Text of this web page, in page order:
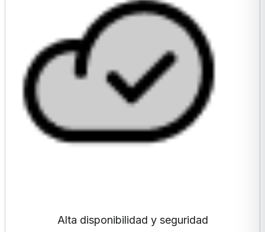
Alta disponibilidad y seguridad